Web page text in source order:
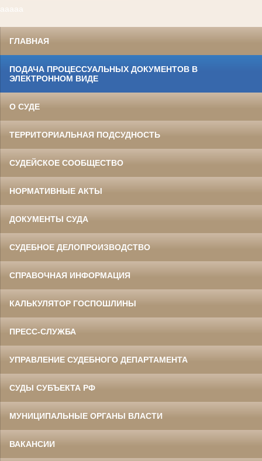
ааааа
ГЛАВНАЯ
ПОДАЧА ПРОЦЕССУАЛЬНЫХ ДОКУМЕНТОВ В
ЭЛЕКТРОННОМ ВИДЕ
О СУДЕ
ТЕРРИТОРИАЛЬНАЯ ПОДСУДНОСТЬ
СУДЕЙСКОЕ СООБЩЕСТВО
НОРМАТИВНЫЕ АКТЫ
ДОКУМЕНТЫ СУДА
СУДЕБНОЕ ДЕЛОПРОИЗВОДСТВО
СПРАВОЧНАЯ ИНФОРМАЦИЯ
КАЛЬКУЛЯТОР ГОСПОШЛИНЫ
ПРЕСС-СЛУЖБА
УПРАВЛЕНИЕ СУДЕБНОГО ДЕПАРТАМЕНТА
СУДЫ СУБЪЕКТА РФ
МУНИЦИПАЛЬНЫЕ ОРГАНЫ ВЛАСТИ
ВАКАНСИИ